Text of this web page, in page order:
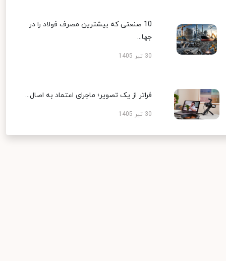
10 صنعتی که بیشترین مصرف فولاد را در
جها...
30 تیر 1405
فراتر از یک تصویر؛ ماجرای اعتماد به اصال...
30 تیر 1405